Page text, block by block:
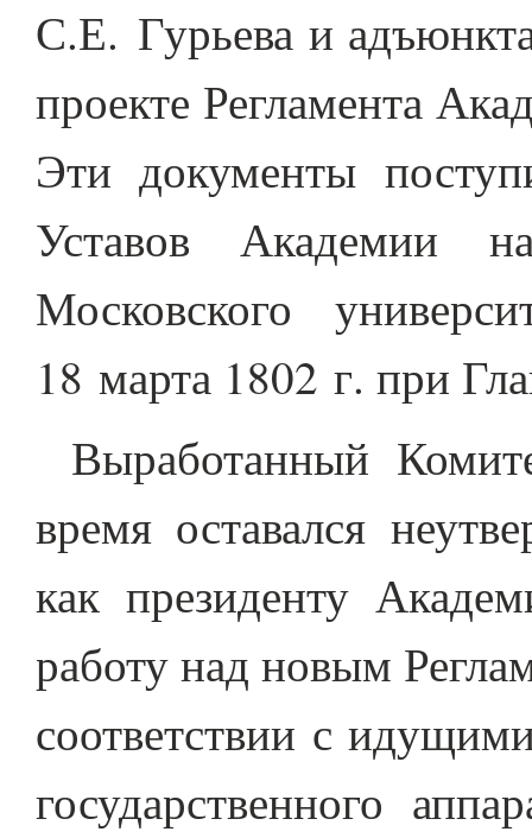
С.Е. Гурьева и
проекте Регламента
Эти документы
Уставов Академии
Московского
18 марта 1802 г. при
Выработанный
время оставался
как президенту
работу над новым
соответствии с
государственного